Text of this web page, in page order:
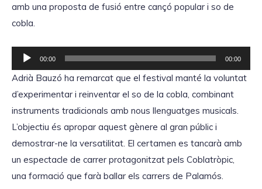
amb una proposta de fusió entre cançó popular i so de
cobla.
e
00:00 00:00
Adrià Bauzó ha remarcat que el festival manté la voluntat
d’experimentar i reinventar el so de la cobla, combinant
instruments tradicionals amb nous llenguatges musicals.
L’objectiu és apropar aquest gènere al gran públic i
demostrar-ne la versatilitat. El certamen es tancarà amb
un espectacle de carrer protagonitzat pels Coblatròpic,
una formació que farà ballar els carrers de Palamós.